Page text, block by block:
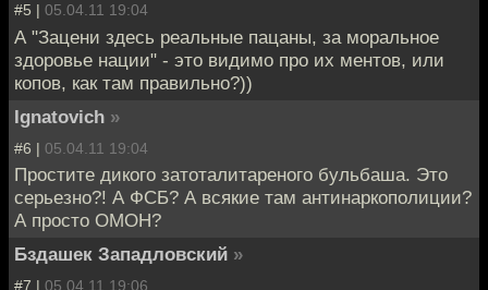
#5 | 05.04.11 19:04
А "Зацени здесь реальные пацаны, за моральное
здоровье нации" - это видимо про их ментов, или
копов, как там правильно?))
Ignatovich »
#6 | 05.04.11 19:04
Простите дикого затоталитареного бульбаша. Это
серьезно?! А ФСБ? А всякие там антинаркополиции?
А просто ОМОН?
Бздашек Западловский »
#7 | 05.04.11 19:06